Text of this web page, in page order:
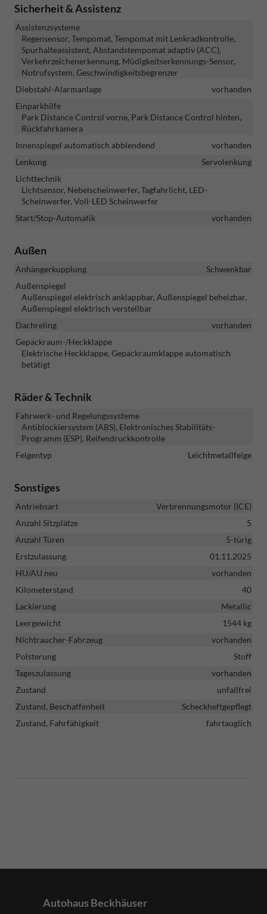
Sicherheit & Assistenz
Assistenzsysteme
Regensensor, Tempomat, Tempomat mit Lenkradkontrolle,
Spurhalteassistent, Abstandstempomat adaptiv (ACC),
Verkehrzeichenerkennung, Müdigkeitserkennungs-Sensor,
Notrufsystem, Geschwindigkeitsbegrenzer
Diebstahl-Alarmanlage
vorhanden
Einparkhilfe
Park Distance Control vorne, Park Distance Control hinten,
Rückfahrkamera
Innenspiegel automatisch abblendend
vorhanden
Lenkung
Servolenkung
Lichttechnik
Lichtsensor, Nebelscheinwerfer, Tagfahrlicht, LED-
Scheinwerfer, Voll-LED Scheinwerfer
Start/Stop-Automatik
vorhanden
Außen
Anhängerkupplung
Schwenkbar
Außenspiegel
Außenspiegel elektrisch anklappbar, Außenspiegel beheizbar,
Außenspiegel elektrisch verstellbar
Dachreling
vorhanden
Gepäckraum-/Heckklappe
Elektrische Heckklappe, Gepäckraumklappe automatisch
betätigt
Räder & Technik
Fahrwerk- und Regelungssysteme
Antiblockiersystem (ABS), Elektronisches Stabilitäts-
Programm (ESP), Reifendruckkontrolle
Felgentyp
Leichtmetallfelge
Sonstiges
Antriebsart
Verbrennungsmotor (ICE)
Anzahl Sitzplätze
5
Anzahl Türen
5-türig
Erstzulassung
01.11.2025
HU/AU neu
vorhanden
Kilometerstand
40
Lackierung
Metallic
Leergewicht
1544 kg
Nichtraucher-Fahrzeug
vorhanden
Polsterung
Stoff
Tageszulassung
vorhanden
Zustand
unfallfrei
Zustand, Beschaffenheit
Scheckheftgepflegt
Zustand, Fahrfähigkeit
fahrtauglich
Autohaus Beckhäuser